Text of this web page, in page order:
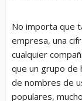
No importa que
empresa, una
cualquier
que un grupo de
de nombres de
populares,